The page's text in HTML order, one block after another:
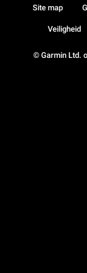
© Garmin Ltd.
Site map
Veiligheid